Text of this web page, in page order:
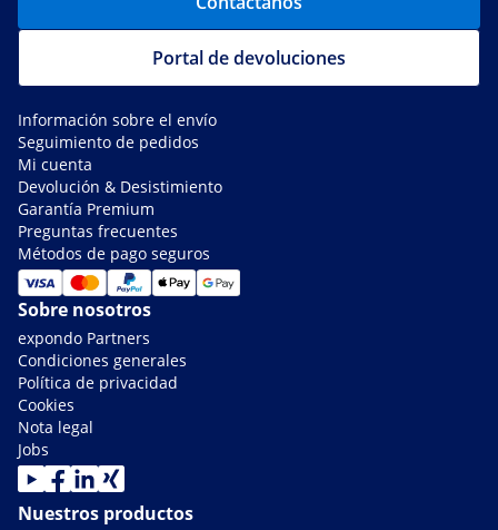
Portal de devoluciones
Información sobre el envío
Seguimiento de pedidos
Mi cuenta
Devolución & Desistimiento
Garantía Premium
Preguntas frecuentes
Métodos de pago seguros
Sobre nosotros
expondo Partners
Condiciones generales
Política de privacidad
Cookies
Nota legal
Jobs
Nuestros productos